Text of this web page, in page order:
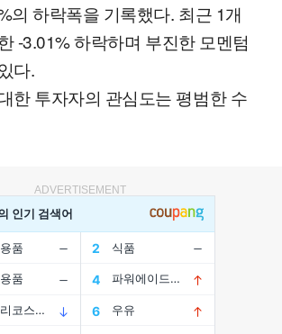
의 하락폭을 기록했다. 최근 1개
-3.01% 하락하며 부진한 모멘텀
다.
한 투자자의 관심도는 평범한 수
ADVERTISEMENT